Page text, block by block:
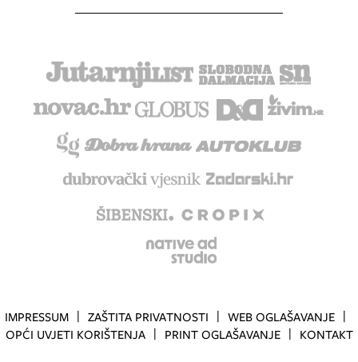
IMPRESSUM ZAŠTITA PRIVATNOSTI
WEB OGLAŠAVANJE
OPĆI UVJETI KORIŠTENJA
PRINT OGLAŠAVANJE KONTAKT